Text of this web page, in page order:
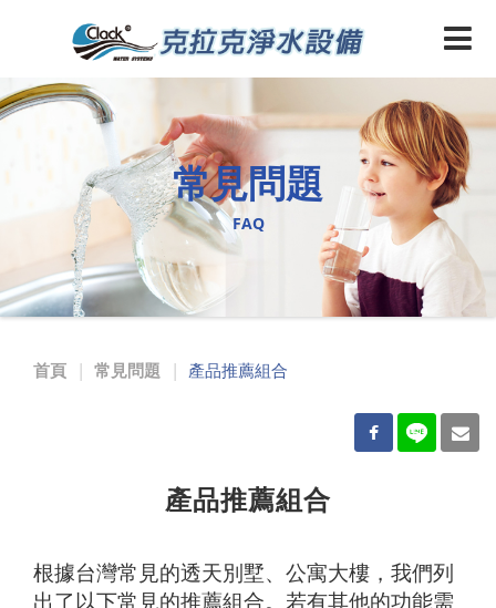
軟
機
薦
|
全
推
常見問題
FAQ
首頁 常見問題 產品推薦組合
5
產品推薦組合
根據台灣常見的透天別墅、公寓大樓，我們列
出了以下常見的推薦組合。若有其他的功能需